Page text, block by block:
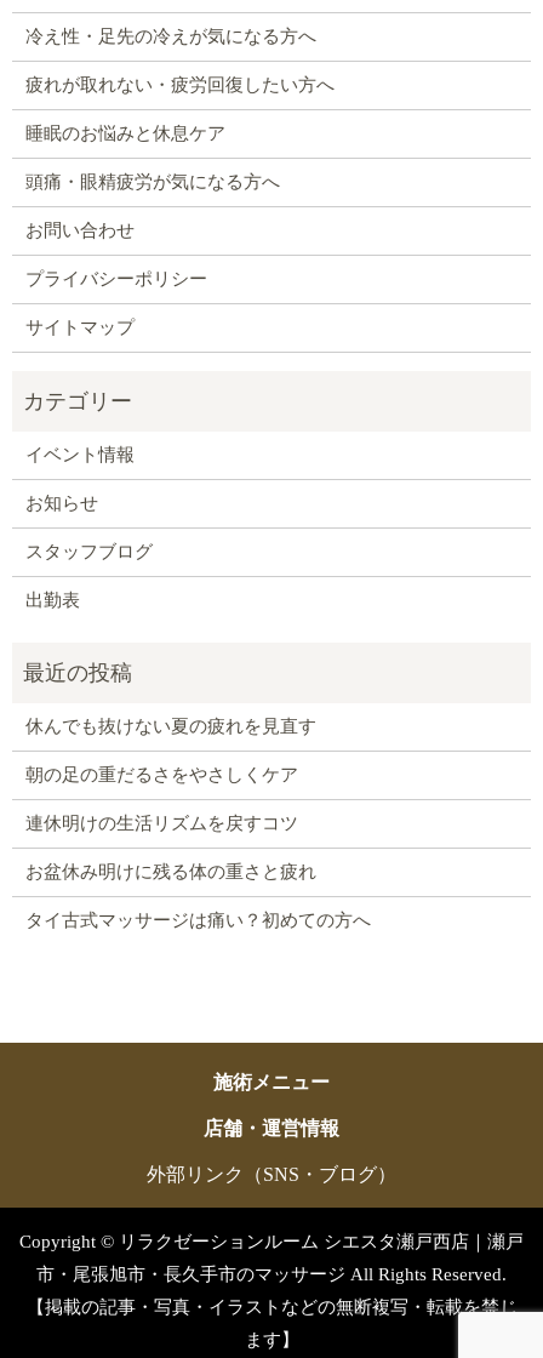
冷え性・足先の冷えが気になる方へ
疲れが取れない・疲労回復したい方へ
睡眠のお悩みと休息ケア
頭痛・眼精疲労が気になる方へ
お問い合わせ
プライバシーポリシー
サイトマップ
イベント情報
お知らせ
スタッフブログ
出勤表
休んでも抜けない夏の疲れを見直す
朝の足の重だるさをやさしくケア
連休明けの生活リズムを戻すコツ
お盆休み明けに残る体の重さと疲れ
タイ古式マッサージは痛い？初めての方へ
施術メニュー
店舗・運営情報
外部リンク（SNS・ブログ）
Copyright © リラクゼーションルーム シエスタ瀬戸西店｜瀬戸
市・尾張旭市・長久手市のマッサージ All Rights Reserved.
【掲載の記事・写真・イラストなどの無断複写・転載を禁じ
ます】